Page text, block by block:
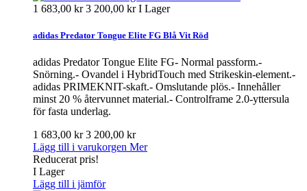
1 683,00 kr3 200,00 krI Lager
adidas Predator Tongue Elite FG Blå Vit Röd
adidas Predator Tongue Elite FG- Normal passform.-
Snörning.- Ovandel i HybridTouch med Strikeskin-element.-
adidas PRIMEKNIT-skaft.- Omslutande plös.- Innehåller
minst 20 % återvunnet material.- Controlframe 2.0-yttersula
för fasta underlag.
1 683,00 kr3 200,00 kr
Lägg till i varukorgen Mer
Reducerat pris!
I Lager
Lägg till i jämför